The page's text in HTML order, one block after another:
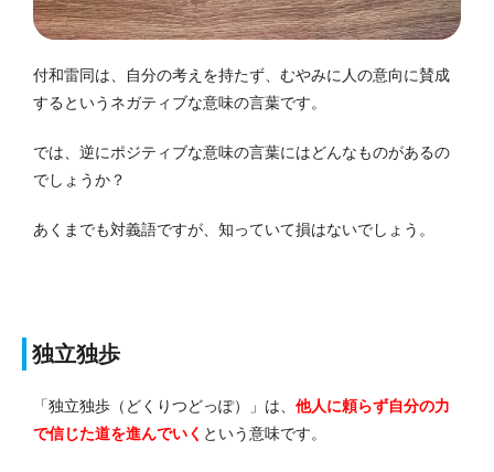
付和雷同は、自分の考えを持たず、むやみに人の意向に賛成
するというネガティブな意味の言葉です。
では、逆にポジティブな意味の言葉にはどんなものがあるの
でしょうか？
あくまでも対義語ですが、知っていて損はないでしょう。
独立独歩
「独立独歩（どくりつどっぽ）」は、 他人に頼らず自分の力
で信じた道を進んでいく という意味です。